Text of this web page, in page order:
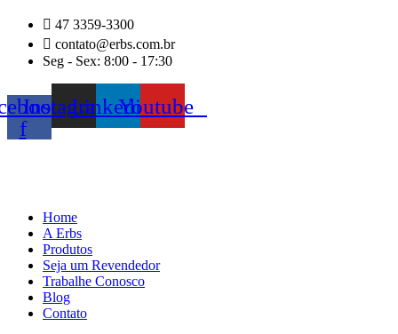
conteúdo
47 3359-3300
contato@erbs.com.br
Seg - Sex: 8:00 - 17:30
f
InstagramLinkedinYoutube
Home
A Erbs
Produtos
Seja um Revendedor
Trabalhe Conosco
Blog
Contato